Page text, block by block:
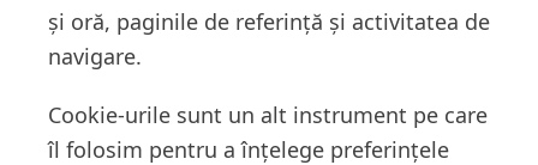
și oră, paginile de referință și activitatea de
navigare.
Cookie-urile sunt un alt instrument pe care
îl folosim pentru a înțelege preferințele